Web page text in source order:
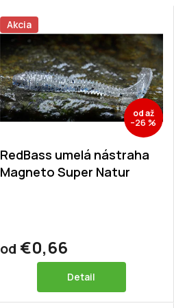
Akcia
odaž
–26 %
RedBass umelá nástraha
Magneto Super Natur
od €0,66
Detail